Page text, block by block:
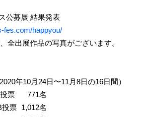
公募展 結果発表
fes.com/happyou/
全出展作品の写真がございます。
2020年10月24日〜11月8日の16日間）
票
投票
771名
1,012名